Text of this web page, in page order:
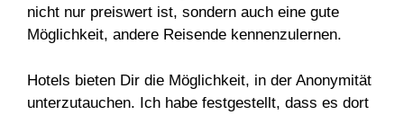
nicht nur preiswert ist, sondern auch eine gute
Möglichkeit, andere Reisende kennenzulernen.
Hotels bieten Dir die Möglichkeit, in der Anonymität
unterzutauchen. Ich habe festgestellt, dass es dort